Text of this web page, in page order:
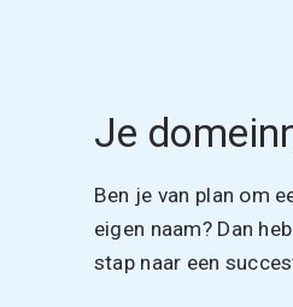
Je
Ben je van plan om
eigen naam? Dan
stap naar een